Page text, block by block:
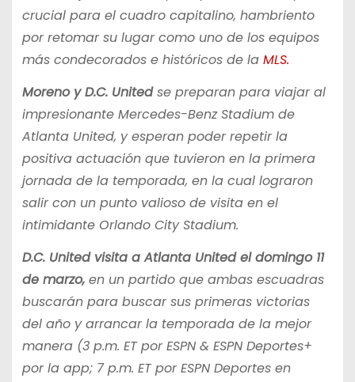
crucial para el cuadro capitalino, hambriento
por retomar su lugar como uno de los equipos
más condecorados e históricos de la MLS.
Moreno y D.C. Unitedse preparan para viajar al
impresionante Mercedes-Benz Stadium de
Atlanta United, y esperan poder repetir la
positiva actuación que tuvieron en la primera
jornada de la temporada, en la cual lograron
salir con un punto valioso de visita en el
intimidante Orlando City Stadium.
D.C. United visita a Atlanta United el domingo 11
de marzo,en un partido que ambas escuadras
buscarán para buscar sus primeras victorias
del año y arrancar la temporada de la mejor
manera (3 p.m. ET por ESPN & ESPN Deportes+
por la app; 7 p.m. ET por ESPN Deportes en